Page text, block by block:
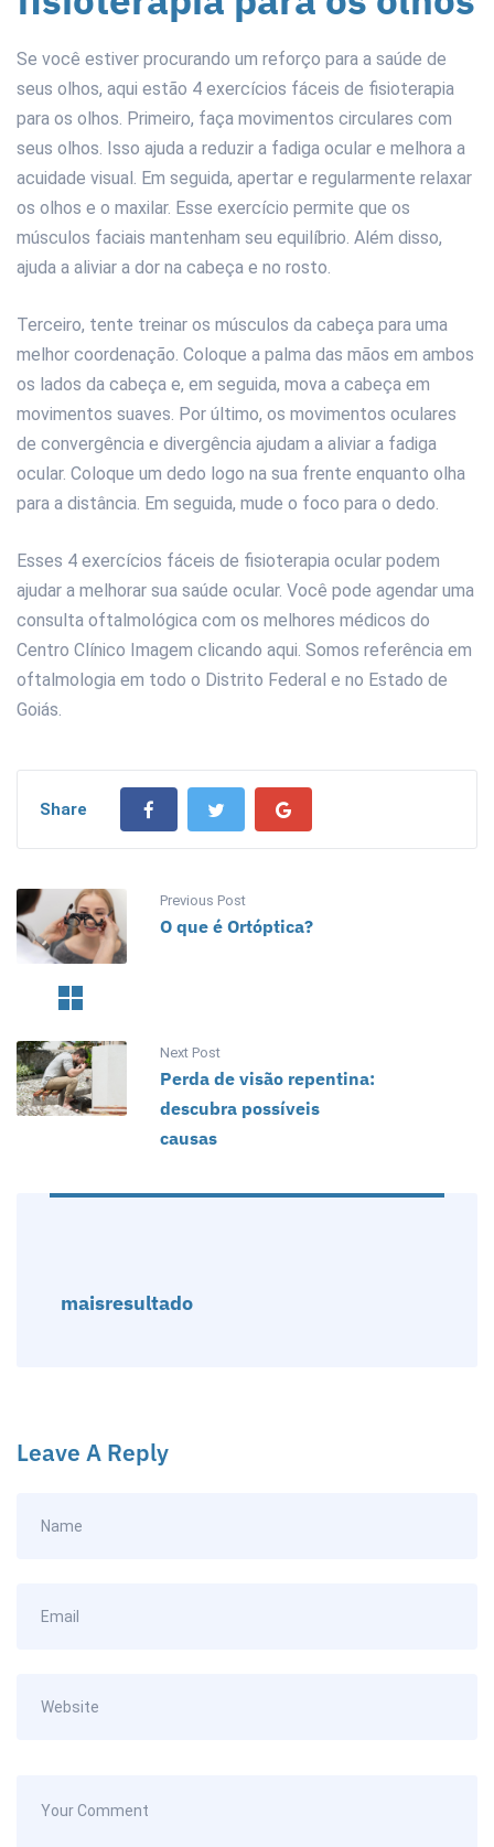
Se você estiver procurando um reforço para a saúde de
seus olhos, aqui estão 4 exercícios fáceis de fisioterapia
para os olhos. Primeiro, faça movimentos circulares com
seus olhos. Isso ajuda a reduzir a fadiga ocular e melhora a
acuidade visual. Em seguida, apertar e regularmente relaxar
os olhos e o maxilar. Esse exercício permite que os
músculos faciais mantenham seu equilíbrio. Além disso,
ajuda a aliviar a dor na cabeça e no rosto.
Terceiro, tente treinar os músculos da cabeça para uma
melhor coordenação. Coloque a palma das mãos em ambos
os lados da cabeça e, em seguida, mova a cabeça em
movimentos suaves. Por último, os movimentos oculares
de convergência e divergência ajudam a aliviar a fadiga
ocular. Coloque um dedo logo na sua frente enquanto olha
para a distância. Em seguida, mude o foco para o dedo.
Esses 4 exercícios fáceis de fisioterapia ocular podem
ajudar a melhorar sua saúde ocular. Você pode agendar uma
consulta oftalmológica com os melhores médicos do
Centro Clínico Imagem clicando aqui. Somos referência em
oftalmologia em todo o Distrito Federal e no Estado de
Goiás.
Share
Previous Post
O que é Ortóptica?
Next Post
Perda de visão repentina:
descubra possíveis
causas
maisresultado
Leave A Reply